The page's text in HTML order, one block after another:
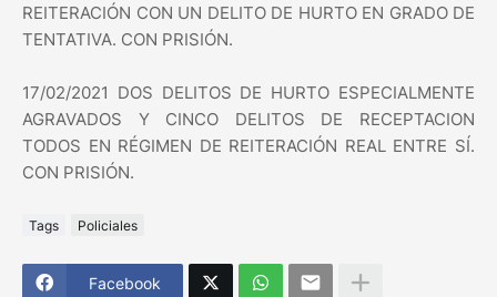
REITERACIÓN CON UN DELITO DE HURTO EN GRADO DE
TENTATIVA. CON PRISIÓN.
17/02/2021 DOS DELITOS DE HURTO ESPECIALMENTE
AGRAVADOS Y CINCO DELITOS DE RECEPTACION
TODOS EN RÉGIMEN DE REITERACIÓN REAL ENTRE SÍ.
CON PRISIÓN.
Tags Policiales
Facebook